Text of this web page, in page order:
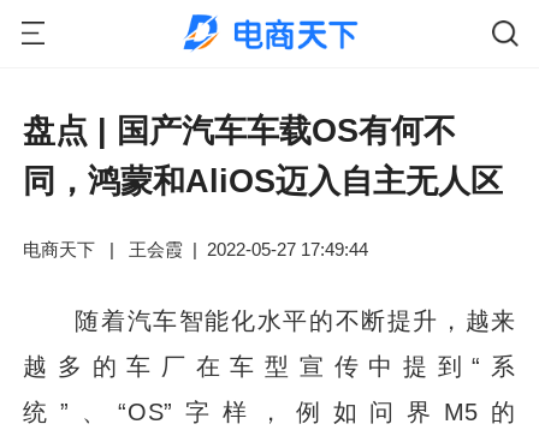
盘点 | 国产汽车车载OS有何不
同，鸿蒙和AliOS迈入自主无人区
电商天下 | 王会霞 | 2022-05-27 17:49:44
随着汽车智能化水平的不断提升，越来
越多的车厂在车型宣传中提到“系
统”、“OS”字样，例如问界M5的